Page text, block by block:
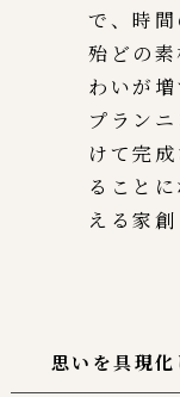
で、時
殆どの
わいが
プラン
けて完
ること
える家
思いを具現化